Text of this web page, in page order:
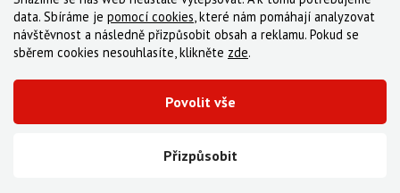
Kontakt
Servis
Ke stažení
© 2000-2026 Všechna práva vyhrazena,Cyklo Žitný, s.r.o.|Zásady cookies
data. Sbíráme je pomocí cookies, které nám pomáhají analyzovat
návštěvnost a následně přizpůsobit obsah a reklamu. Pokud se
sběrem cookies nesouhlasíte, klikněte zde.
Přizpůsobit
Povolit vše